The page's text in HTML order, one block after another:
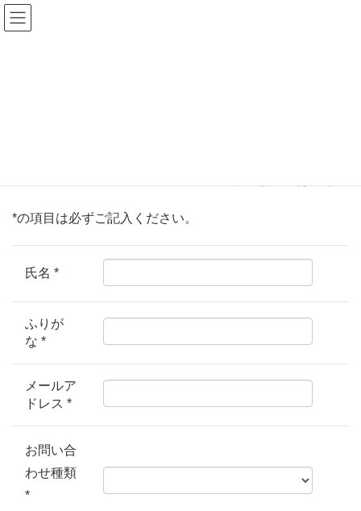
*の項目は必ずご記入ください。
氏名 *
ふりが
な *
メールア
ドレス *
お問い合
わせ種類
*